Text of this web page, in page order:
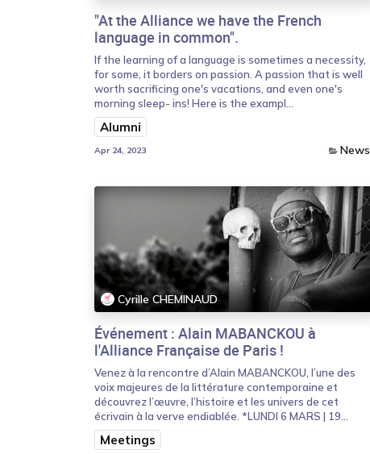
"At the Alliance we have the French
language in common".
If the learning of a language is sometimes a necessity,
for some, it borders on passion. A passion that is well
worth sacrificing one's vacations, and even one's
morning sleep- ins! Here is the exampl...
Alumni
Apr 24, 2023 News
Cyrille CHEMINAUD
Événement : Alain MABANCKOU à
l'Alliance Française de Paris !
Venez à la rencontre d’Alain MABANCKOU, l’une des
voix majeures de la littérature contemporaine et
découvrez l’œuvre, l’histoire et les univers de cet
écrivain à la verve endiablée. *LUNDI 6 MARS | 19...
Meetings